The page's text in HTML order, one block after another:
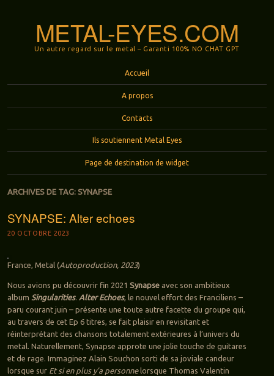
METAL-EYES.COM
Un autre regard sur le metal – Garanti 100% NO CHAT GPT
Accueil
A propos
Contacts
Ils soutiennent Metal Eyes
Page de destination de widget
ARCHIVES DE TAG: SYNAPSE
SYNAPSE: Alter echoes
20 OCTOBRE 2023
France, Metal (Autoproduction, 2023)
Nous avions pu découvrir fin 2021 Synapseavec son ambitieux
album Singularities. Alter Echoes, le nouvel effort des Franciliens –
paru courant juin – présente une toute autre facette du groupe qui,
au travers de cet Ep 6 titres, se fait plaisir en revisitant et
réinterprétant des chansons totalement extérieures à l’univers du
metal. Naturellement, Synapse approte une jolie touche de guitares
et de rage. Immaginez Alain Souchon sorti de sa joviale candeur
lorsque sur Et si en plus y’a personnelorsque Thomas Valentin